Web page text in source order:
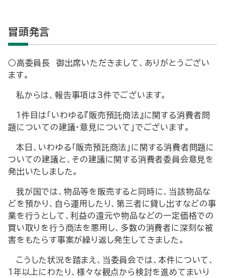
冒頭発言
○高委員長 御出席いただきまして、ありがとうござい
ます。
私からは、報告事項は3件でございます。
1件目は「いわゆる『販売預託商法』に関する消費者問
題についての建議・意見について」でございます。
本日、いわゆる「販売預託商法」に関する消費者問題に
ついての建議と、その建議に関する消費者委員会意見を
発出いたしました。
我が国では、物品等を販売すると同時に、当該物品な
どを預かり、自ら運用したり、第三者に貸し出すなどの事
業を行うとして、利益の還元や物品などの一定価格での
買い取りを行う商法を悪用し、多数の消費者に深刻な被
害をもたらす事案が繰り返し発生してきました。
こうした状況を踏まえ、当委員会では、本件について、
1年以上にわたり、様々な観点から検討を進めてまいり